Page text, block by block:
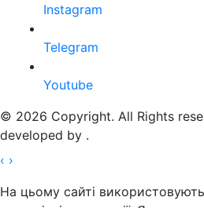
Instagram
Telegram
Youtube
© 2026 Copyright. All Rights
developed by .
‹ ›
На цьому сайті